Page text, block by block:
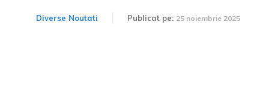
Diverse Noutati Publicat pe: 25 noiembrie 2025